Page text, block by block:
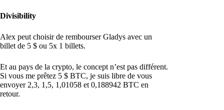
Divisibility
Alex peut choisir de rembourser Gladys avec un
billet de 5 $ ou 5x 1 billets.
Et au pays de la crypto, le concept n’est pas différent.
Si vous me prêtez 5 $ BTC, je suis libre de vous
envoyer 2,3, 1,5, 1,01058 et 0,188942 BTC en
retour.